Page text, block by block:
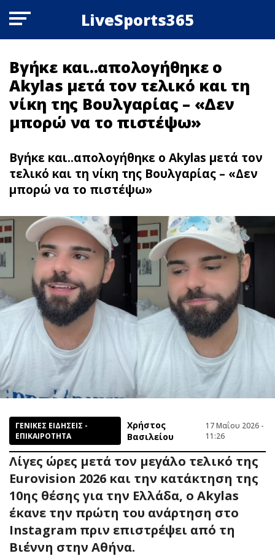
LiveSports365
Βγήκε και..απολογήθηκε ο
Akylas μετά τον τελικό και τη
νίκη της Βουλγαρίας – «Δεν
μπορώ να το πιστέψω»
Βγήκε και..απολογήθηκε ο Akylas μετά τον
τελικό και τη νίκη της Βουλγαρίας – «Δεν
μπορώ να το πιστέψω»
ΓΕΝΙΚΕΣ ΕΙΔΗΣΕΙΣ -
ΕΠΙΚΑΙΡΟΤΗΤΑ
Χρήστος
Βασιλείου
17 Μαΐου 2026 -
11:26
Λίγες ώρες μετά τον μεγάλο τελικό της
Eurovision 2026 και την κατάκτηση της
10ης θέσης για την Ελλάδα, ο Akylas
έκανε την πρώτη του ανάρτηση στο
Instagram πριν επιστρέψει από τη
Βιέννη στην Αθήνα.